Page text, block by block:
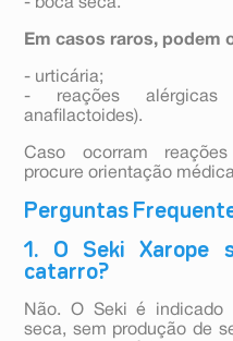
- boca seca.
Em casos raros, podem
- urticária;
- reações alérgicas
anafilactoides).
Caso ocorram
procure orientação
Perguntas
1. O Seki Xarope
catarro?
Não. O Seki é indicado
seca, sem produção de